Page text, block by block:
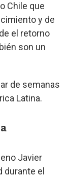
Chile que
y de
el retorno
son un
de semanas
Latina.
Javier
durante el